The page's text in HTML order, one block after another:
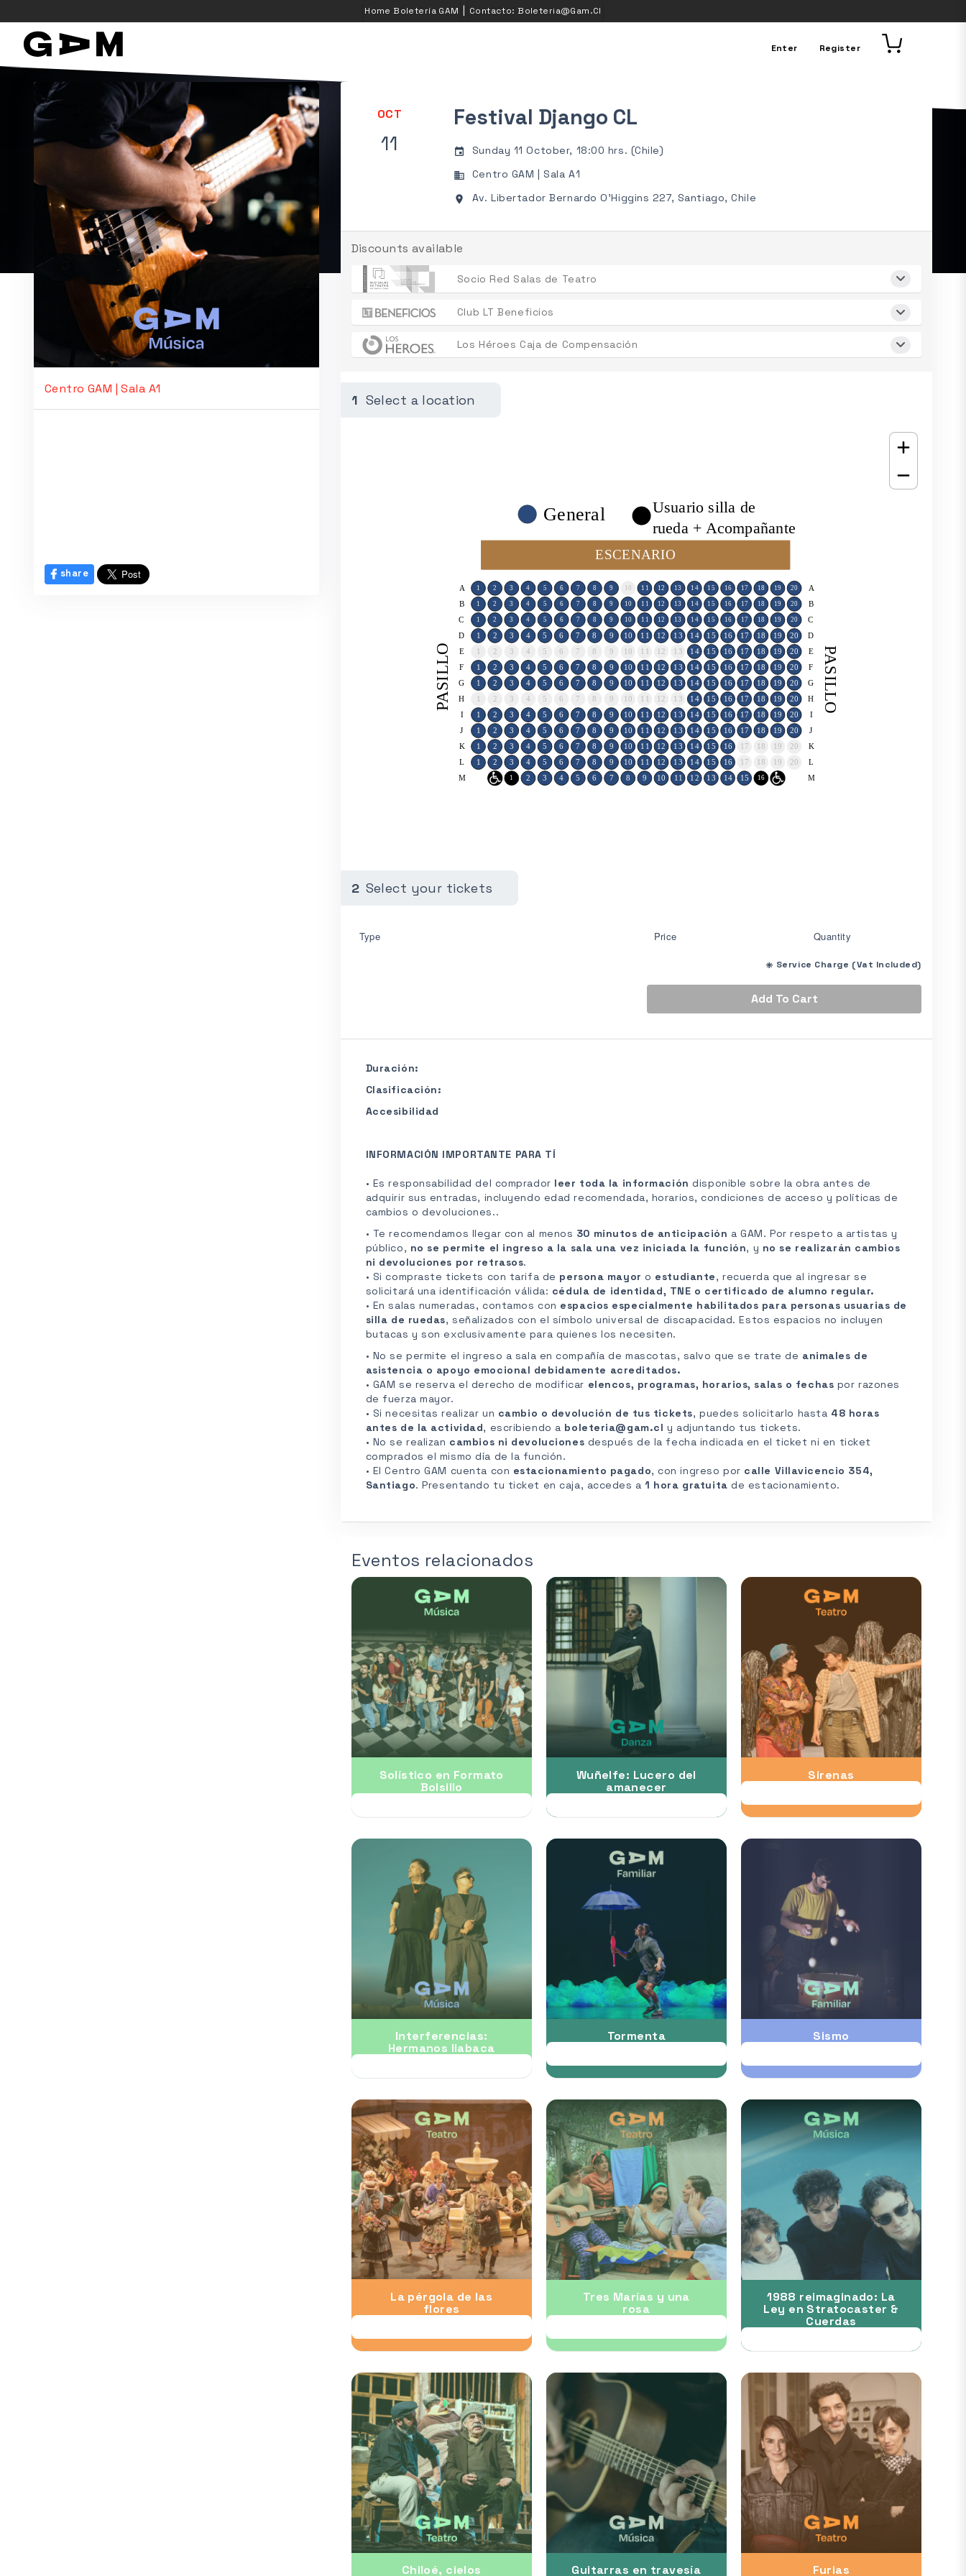
Home Boletería GAM | Contacto: Boleteria@gam.cl
Enter Register
Centro GAM | Sala A1
share
OCT
11
Festival Django CL
event Sunday 11 October, 18:00 hrs. (Chile)
business Centro GAM | Sala A1
place Av. Libertador Bernardo O'Higgins 227, Santiago, Chile
Discounts available
Socio Red Salas de Teatro
Club LT Beneficios
Los Héroes Caja de Compensación
Select a location
1
A 1 2 3 4 5 6 7 8 9 10 11 12 13 14 15 16 17 18 19 20 A
B 1 2 3 4 5 6 7 8 9 10 11 12 13 14 15 16 17 18 19 20
B
C
1 2 3 4 5 6 7 8 9 10 11 12 13 14 15 16 17 18 19 20
C
D
1 2 3 4 5 6 7 8 9 10 11 12 13 14 15 16 17 18 19 20 D
E 1 2 3 4 5 6 7 8 9 10 11 12 13 14 15 16 17 18 19 20
E
F
1 2 3 4 5 6 7 8 9 10 11 12 13 14 15 16 17 18 19 20 F
G 1 2 3 4 5 6 7 8 9 10 11 12 13 14 15 16 17 18 19 20
G
H
1 2 3 4 5 6 7 8 9 10 11 12 13 14 15 16 17 18 19 20 H
I 1 2 3 4 5 6 7 8 9 10 11 12 13 14 15 16 17 18 19 20 I
J 1 2 3 4 5 6 7 8 9 10 11 12 13 14 15 16 17 18 19 20
J
K
1 2 3 4 5 6 7 8 9 10 11 12 13 14 15 16 17 18 19 20
K
L
1 2 3 4 5 6 7 8 9 10 11 12 13 14 15 16 17 18 19 20
L
M
0 1 2 3 4 5 6 7 8 9 10 11 12 13 14 15 16 17 M
ESCENARIO
General Usuario silla de
rueda + Acompañante
PASILLO PASILLO
Select your tickets
2
Type Price Quantity
* Service Charge (Vat Included)
Add To Cart
Duración:
Clasificación:
Accesibilidad
INFORMACIÓN IMPORTANTE PARA TÍ
• Es responsabilidad del comprador leer toda la información disponible sobre la obra antes de
adquirir sus entradas, incluyendo edad recomendada, horarios, condiciones de acceso y políticas de
cambios o devoluciones..
• Te recomendamos llegar con al menos 30 minutos de anticipación a GAM. Por respeto a artistas y
público, no se permite el ingreso a la sala una vez iniciada la función, y no se realizarán cambios
ni devoluciones por retrasos.
• Si compraste tickets con tarifa de persona mayoro estudiante, recuerda que al ingresar se
solicitará una identificación válida: cédula de identidad, TNE o certificado de alumno regular.
• En salas numeradas, contamos con espacios especialmente habilitados para personas usuarias de
silla de ruedas, señalizados con el símbolo universal de discapacidad. Estos espacios no incluyen
butacas y son exclusivamente para quienes los necesiten.
• No se permite el ingreso a sala en compañía de mascotas, salvo que se trate de animales de
asistencia o apoyo emocional debidamente acreditados.
• GAM se reserva el derecho de modificar elencos, programas, horarios, salas o fechas por razones
de fuerza mayor.
• Si necesitas realizar un cambio o devolución de tus tickets, puedes solicitarlo hasta 48 horas
antes de la actividad, escribiendo a boleteria@gam.cl y adjuntando tus tickets.
• No se realizan cambios ni devoluciones después de la fecha indicada en el ticket ni en ticket
comprados el mismo día de la función.
• El Centro GAM cuenta con estacionamiento pagado, con ingreso por calle Villavicencio 354,
Santiago. Presentando tu ticket en caja, accedes a1 hora gratuita de estacionamiento.
Eventos relacionados
Solístico en Formato
Bolsillo
Wuñelfe: Lucero del
amanecer
Sirenas
Interferencias:
Hermanos Ilabaca
Tormenta Sismo
La pérgola de las
flores
Tres Marías y una
rosa
1988 reimaginado: La
Ley en Stratocaster &
Cuerdas
Chiloé, cielos
Guitarras en travesía Furias